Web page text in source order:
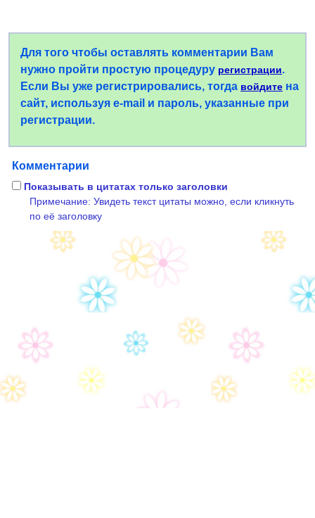
Для того чтобы оставлять комментарии Вам
нужно пройти простую процедуру регистрации.
Если Вы уже регистрировались, тогда войдите на
сайт, используя e-mail и пароль, указанные при
регистрации.
Комментарии
Показывать в цитатах только заголовки
Примечание: Увидеть текст цитаты можно, если кликнуть
по её заголовку